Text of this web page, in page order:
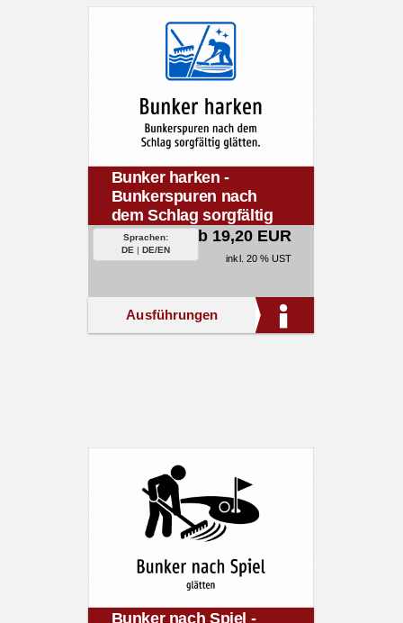
Bunker harken -
Bunkerspuren nach
dem Schlag sorgfältig
glätten.
Sprachen:
DE | DE/EN
ab 19,20 EUR
inkl. 20 % UST
Ausführungen
Bunker nach Spiel -